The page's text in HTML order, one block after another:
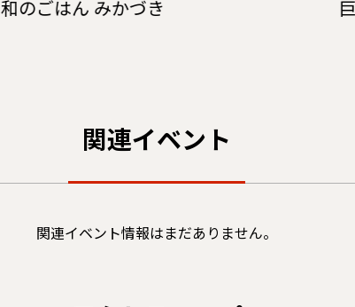
和のごはん みかづき
関連イベント
関連イベント情報はまだありません。